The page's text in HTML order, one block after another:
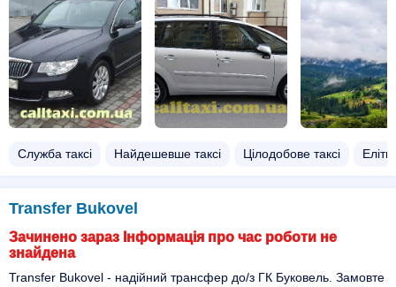
Служба таксі Найдешевше таксі Цілодобове таксі
Transfer Bukovel
Зачинено зараз Інформація про час роботи не
знайдена
Transfer Bukovel - надійний трансфер до/з ГК Буковель. Замовте